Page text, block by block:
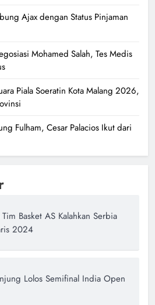
Ajax dengan Status Pinjaman
Mohamed Salah, Tes Medis
Piala Soeratin Kota Malang 2026,
Fulham, Cesar Palacios Ikut dari
Basket AS Kalahkan Serbia
2024
Lolos Semifinal India Open